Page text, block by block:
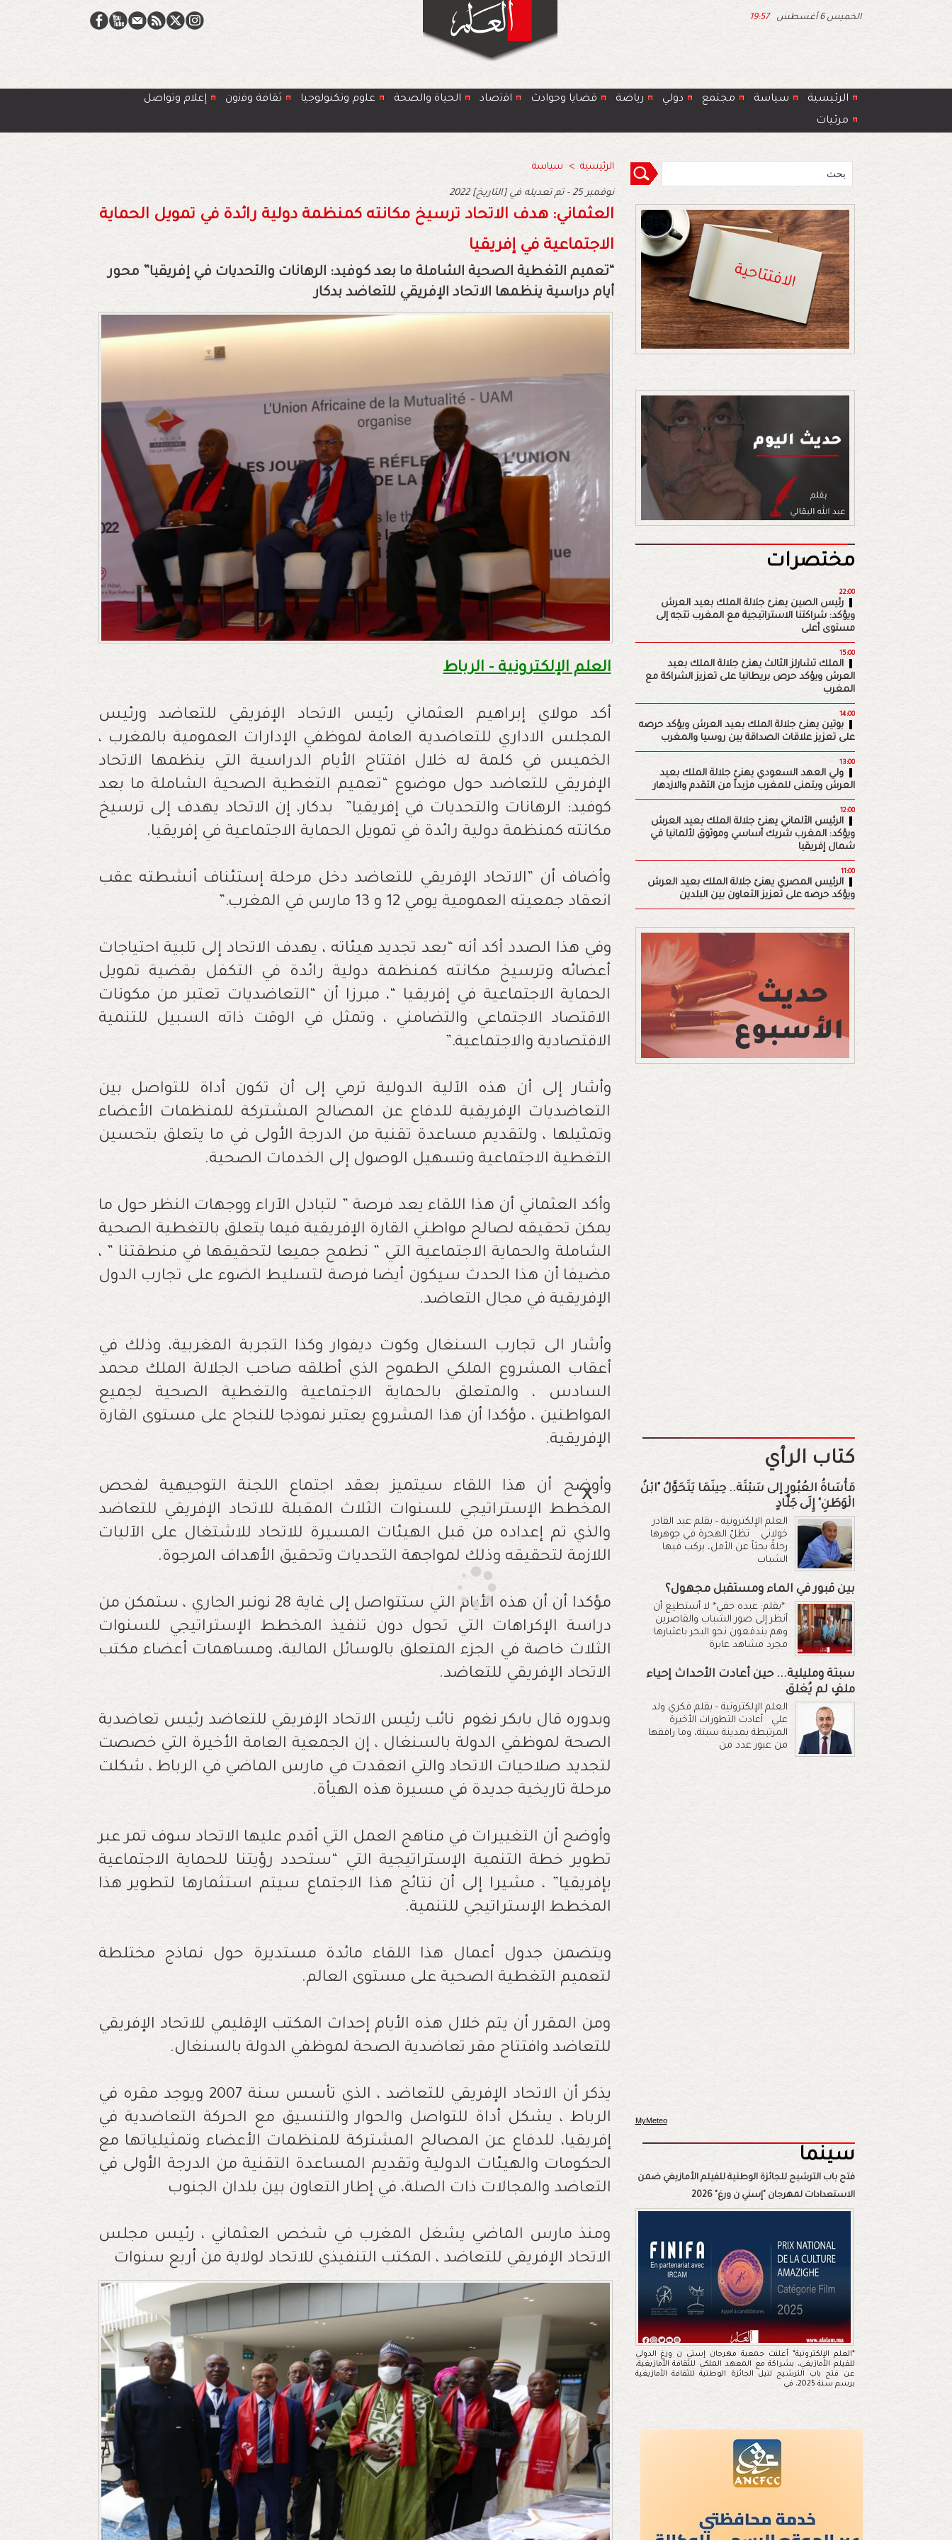
الخميس 6 أغسطس 19:57
الرئيسية سياسة مجتمع دولي رياضة قضايا وحوادث اﻗﺗﺻﺎد الحياة والصحة ﻋﻠوم وتكنولوجيا ﺛﻘﺎﻓﺔ وﻓﻧون
إعلام وتواصل
مرئيات
الرئيسية > سياسة
2022 نوفمبر 25 - تم تعديله في [التاريخ]
العثماني: هدف الاتحاد ترسيخ مكانته كمنظمة دولية رائدة في تمويل الحماية
الاجتماعية في إفريقيا
“تعميم التغطية الصحية الشاملة ما بعد كوفيد: الرهانات والتحديات في إفريقيا” محور
أيام دراسية ينظمها الاتحاد الإفريقي للتعاضد بدكار
العلم الإلكترونية - الرباط
أكد مولاي إبراهيم العثماني رئيس الاتحاد الإفريقي للتعاضد ورئيس
المجلس الاداري للتعاضدية العامة لموظفي الإدارات العمومية بالمغرب ،
الخميس في كلمة له خلال افتتاح الأيام الدراسية التي ينظمها الاتحاد
الإفريقي للتعاضد حول موضوع “تعميم التغطية الصحية الشاملة ما بعد
كوفيد: الرهانات والتحديات في إفريقيا” بدكار، إن الاتحاد يهدف إلى ترسيخ
مكانته كمنظمة دولية رائدة في تمويل الحماية الاجتماعية في إفريقيا.
وأضاف أن ”الاتحاد الإفريقي للتعاضد دخل مرحلة إستئناف أنشطته عقب
انعقاد جمعيته العمومية يومي 12 و 13 مارس في المغرب
”.
وفي هذا الصدد أكد أنه “بعد تجديد هيئاته ، يهدف الاتحاد إلى تلبية احتياجات
أعضائه وترسيخ مكانته كمنظمة دولية رائدة في التكفل بقضية تمويل
الحماية الاجتماعية في إفريقيا “، مبرزا أن “التعاضديات تعتبر من مكونات
الاقتصاد الاجتماعي والتضامني ، وتمثل في الوقت ذاته السبيل للتنمية
الاقتصادية والاجتماعية”.
وأشار إلى أن هذه الآلية الدولية ترمي إلى أن تكون أداة للتواصل بين
التعاضديات الإفريقية للدفاع عن المصالح المشتركة للمنظمات الأعضاء
وتمثيلها ، ولتقديم مساعدة تقنية من الدرجة الأولى في ما يتعلق بتحسين
التغطية الاجتماعية وتسهيل الوصول إلى الخدمات الصحية.
وأكد العثماني أن هذا اللقاء يعد فرصة ” لتبادل الآراء ووجهات النظر حول ما
يمكن تحقيقه لصالح مواطني القارة الإفريقية فيما يتعلق بالتغطية الصحية
الشاملة والحماية الاجتماعية التي ” نطمح جميعا لتحقيقها في منطقتنا ” ،
مضيفا أن هذا الحدث سيكون أيضا فرصة لتسليط الضوء على تجارب الدول
الإفريقية في مجال التعاضد.
وأشار الى تجارب السنغال وكوت ديفوار وكذا التجربة المغربية، وذلك في
أعقاب المشروع الملكي الطموح الذي أطلقه صاحب الجلالة الملك محمد
السادس ، والمتعلق بالحماية الاجتماعية والتغطية الصحية لجميع
المواطنين ، مؤكدا أن هذا المشروع يعتبر نموذجا للنجاح على مستوى القارة
الإفريقية.
وأوضح أن هذا اللقاء سيتميز بعقد اجتماع اللجنة التوجيهية لفحص
المخطط الإستراتيجي للسنوات الثلاث المقبلة للاتحاد الإفريقي للتعاضد
والذي تم إعداده من قبل الهيئات المسيرة للاتحاد للاشتغال على الآليات
اللازمة لتحقيقه وذلك لمواجهة التحديات وتحقيق الأهداف المرجوة.
مؤكدا أن أن هذه الأيام التي ستتواصل إلى غاية 28 نونبر الجاري ، ستمكن من
دراسة الإكراهات التي تحول دون تنفيذ المخطط الإستراتيجي للسنوات
الثلاث خاصة في الجزء المتعلق بالوسائل المالية، ومساهمات أعضاء مكتب
الاتحاد الإفريقي للتعاضد.
وبدوره قال بابكر نغوم نائب رئيس الاتحاد الإفريقي للتعاضد رئيس تعاضدية
الصحة لموظفي الدولة بالسنغال ، إن الجمعية العامة الأخيرة التي خصصت
لتجديد صلاحيات الاتحاد والتي انعقدت في مارس الماضي في الرباط ، شكلت
مرحلة تاريخية جديدة في مسيرة هذه الهيأة.
وأوضح أن التغييرات في مناهج العمل التي أقدم عليها الاتحاد سوف تمر عبر
تطوير خطة التنمية الإستراتيجية التي “ستحدد رؤيتنا للحماية الاجتماعية
بإفريقيا” ، مشيرا إلى أن نتائج هذا الاجتماع سيتم استثمارها لتطوير هذا
المخطط الإستراتيجي للتنمية.
ويتضمن جدول أعمال هذا اللقاء مائدة مستديرة حول نماذج مختلطة
لتعميم التغطية الصحية على مستوى العالم.
ومن المقرر أن يتم خلال هذه الأيام إحداث المكتب الإقليمي للاتحاد الإفريقي
للتعاضد وافتتاح مقر تعاضدية الصحة لموظفي الدولة بالسنغال.
يذكر أن الاتحاد الإفريقي للتعاضد ، الذي تأسس سنة 2007 ويوجد مقره في
الرباط ، يشكل أداة للتواصل والحوار والتنسيق مع الحركة التعاضدية في
إفريقيا، للدفاع عن المصالح المشتركة للمنظمات الأعضاء وتمثيلياتها مع
الحكومات والهيئات الدولية وتقديم المساعدة التقنية من الدرجة الأولى في
التعاضد والمجالات ذات الصلة، في إطار التعاون بين بلدان الجنوب
ومنذ مارس الماضي يشغل المغرب في شخص العثماني ، رئيس مجلس
الاتحاد الإفريقي للتعاضد ، المكتب التنفيذي للاتحاد لولاية من أربع سنوات
مختصرات
22:00
رئيس الصين يهنئ جلالة الملك بعيد العرش
ويؤكد: شراكتنا الاستراتيجية مع المغرب تتجه إلى
مستوى أعلى
15:00
الملك تشارلز الثالث يهنئ جلالة الملك بعيد
العرش ويؤكد حرص بريطانيا على تعزيز الشراكة مع
المغرب
14:00
بوتين يهنئ جلالة الملك بعيد العرش ويؤكد حرصه
على تعزيز علاقات الصداقة بين روسيا والمغرب
13:00
ولي العهد السعودي يهنئ جلالة الملك بعيد
العرش ويتمنى للمغرب مزيداً من التقدم والازدهار
12:00
الرئيس الألماني يهنئ جلالة الملك بعيد العرش
ويؤكد: المغرب شريك أساسي وموثوق لألمانيا في
شمال إفريقيا
11:00
الرئيس المصري يهنئ جلالة الملك بعيد العرش
ويؤكد حرصه على تعزيز التعاون بين البلدين
كتاب الرأي
مَأْسَاةُ العُبُورِ إلى سَبْتَة.. حِينَمَا يَتَحَوَّلُ "ابْنُ
الْوَطَنِ" إِلَى جَلَّادٍ
العلم الإلكترونية - بقلم عبد القادر
خولاني تظلّ الهجرة في جوهرها
رحلةً بحثاً عن الأمل، يركب فيها
الشباب
بين قبور في الماء ومستقبل مجهول؟
*بقلم: عبده حقي* لا أستطيع أن
أنظر إلى صور الشباب والقاصرين
وهم يندفعون نحو البحر باعتبارها
مجرد مشاهد عابرة
سبتة ومليلية... حين أعادت الأحداث إحياء
ملفٍ لم يُغلق
العلم الإلكترونية - بقلم فكري ولد
علي أعادت التطورات الأخيرة
المرتبطة بمدينة سبتة، وما رافقها
من عبور عدد من
MyMeteo
سينما
فتح باب الترشيح للجائزة الوطنية للفيلم الأمازيغي ضمن
الاستعدادات لمهرجان "إسني ن ورغ" 2026
*العلم الإلكترونية* أعلنت جمعية مهرجان إسني ن ورغ الدولي
للفيلم الأمازيغي، بشراكة مع المعهد الملكي للثقافة الأمازيغية،
عن فتح باب الترشيح لنيل الجائزة الوطنية للثقافة الأمازيغية
برسم سنة 2025، في